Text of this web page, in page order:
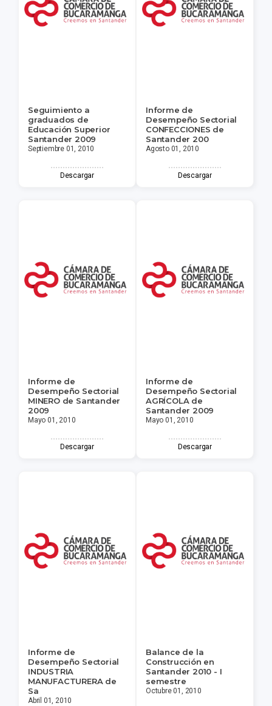
Seguimiento a
graduados de
Educación Superior
Santander 2009
Septiembre 01, 2010
Descargar
Informe de
Desempeño Sectorial
CONFECCIONES de
Santander 200
Agosto 01, 2010
Descargar
Informe de
Desempeño Sectorial
MINERO de Santander
2009
Mayo 01, 2010
Descargar
Informe de
Desempeño Sectorial
AGRÍCOLA de
Santander 2009
Mayo 01, 2010
Descargar
Informe de
Desempeño Sectorial
INDUSTRIA
MANUFACTURERA de
Sa
Abril 01, 2010
Balance de la
Construcción en
Santander 2010 - I
semestre
Octubre 01, 2010